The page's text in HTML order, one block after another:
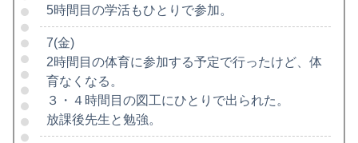
5時間目の学活もひとりで参加。
7(金)
2時間目の体育に参加する予定で行ったけど、体
育なくなる。
３・４時間目の図工にひとりで出られた。
放課後先生と勉強。